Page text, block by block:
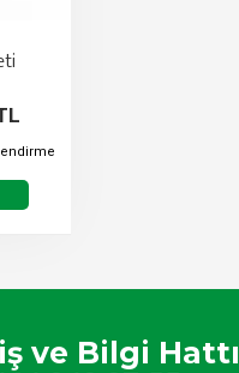
ve Bilgi Hattı